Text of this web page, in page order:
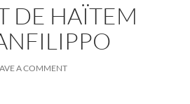
DE HAÏTEM
A COMMENT